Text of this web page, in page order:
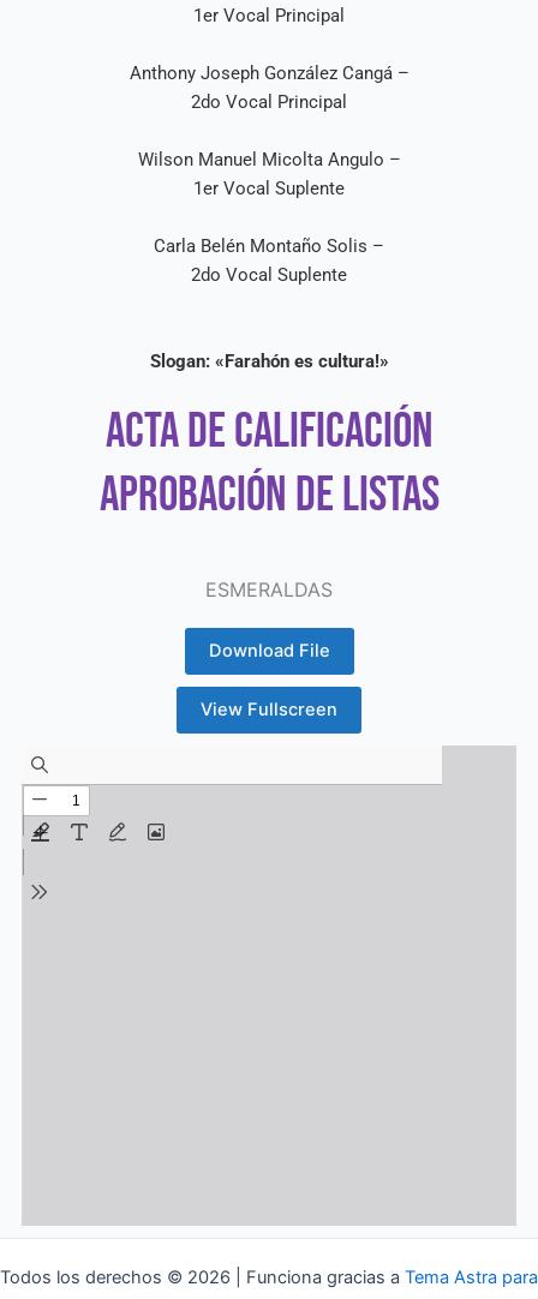
1er Vocal Principal
Anthony Joseph González Cangá –
2do Vocal Principal
Wilson Manuel Micolta Angulo –
1er Vocal Suplente
Carla Belén Montaño Solis –
2do Vocal Suplente
Slogan: «Farahón es cultura!»
ACTA DE CALIFICACIÓN
APROBACIÓN DE LISTAS
ESMERALDAS
Download File
View Fullscreen
Todos los derechos © 2026 | Funciona gracias a Tema Astra para